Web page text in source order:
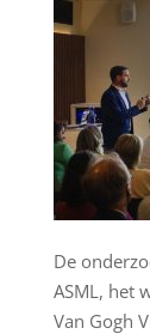
De
ASML, het
Van Gogh